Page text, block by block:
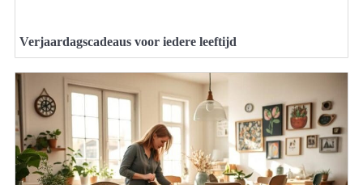
Verjaardagscadeaus voor iedere leeftijd